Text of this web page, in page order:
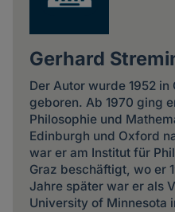
Gerhard
Der Autor wurde 1952 in
geboren. Ab 1970 ging
Philosophie und
Edinburgh und Oxford
war er am Institut für
Graz beschäftigt, wo er
Jahre später war er als
University of Minnesota